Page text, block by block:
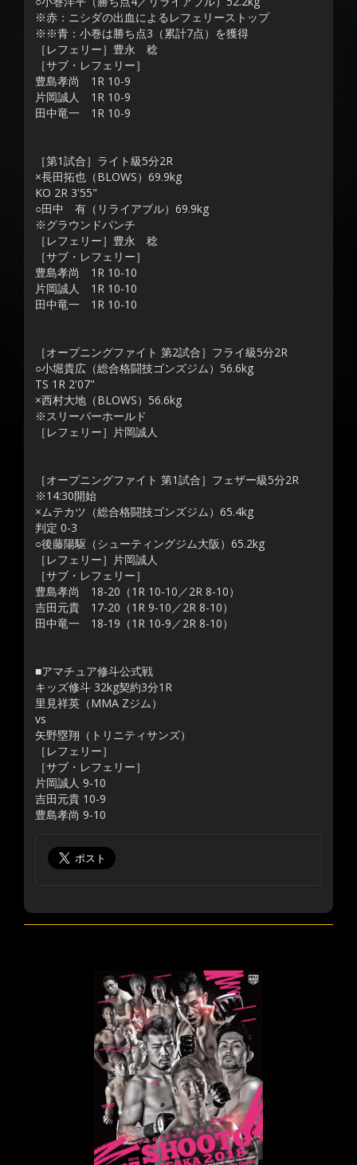
※赤：ニシダの出血によるレフェリーストップ
※※青：小巻は勝ち点3（累計7点）を獲得
［レフェリー］豊永 稔
［サブ・レフェリー］
豊島孝尚 1R 10-9
片岡誠人 1R 10-9
田中竜一 1R 10-9
［第1試合］ライト級5分2R
×長田拓也（BLOWS）69.9kg
KO 2R 3'55"
○田中 有（リライアブル）69.9kg
※グラウンドパンチ
［レフェリー］豊永 稔
［サブ・レフェリー］
豊島孝尚 1R 10-10
片岡誠人 1R 10-10
田中竜一 1R 10-10
［オープニングファイト 第2試合］フライ級5分2R
○小堀貴広（総合格闘技ゴンズジム）56.6kg
TS 1R 2'07"
×西村大地（BLOWS）56.6kg
※スリーパーホールド
［レフェリー］片岡誠人
［オープニングファイト 第1試合］フェザー級5分2R
※14:30開始
×ムテカツ（総合格闘技ゴンズジム）65.4kg
判定 0-3
○後藤陽駆（シューティングジム大阪）65.2kg
［レフェリー］片岡誠人
［サブ・レフェリー］
豊島孝尚 18-20（1R 10-10／2R 8-10）
吉田元貴 17-20（1R 9-10／2R 8-10）
田中竜一 18-19（1R 10-9／2R 8-10）
■アマチュア修斗公式戦
キッズ修斗 32kg契約3分1R
里見祥英（MMA Zジム）
vs
矢野塁翔（トリニティサンズ）
［レフェリー］
［サブ・レフェリー］
片岡誠人 9-10
吉田元貴 10-9
豊島孝尚 9-10